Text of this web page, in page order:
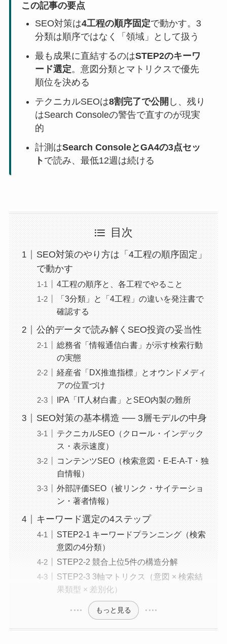
この記事の要点
SEO対策は4工程の順序固定で動かす。3
分類は順序ではなく「領域」として扱う
最も成果に直結するのはSTEP2のキーワ
ード選定。意図分類とマトリクスで優先
順位を決める
テクニカルSEOは8割完了で公開 し、残り
はSearch Consoleの警告で直すのが現実
的
計測はSearch ConsoleとGA4の3点セッ
ト で読み、最低12週は続ける
目次
SEO対策のやり方は「4工程の順序固定」
で動かす
4工程の順序と、各工程でやること
「3分類」と「4工程」の違いを発注書で
確認する
公的データで読み解くSEO投資の妥当性
総務省「情報通信白書」が示す検索行動
の実態
経産省「DX推進指標」とオウンドメディ
アの位置づけ
IPA「IT人材白書」とSEO内製の難所
SEO対策の基本構造 ── 3層モデルの中身
テクニカルSEO（クロール・インデック
ス・表示速度）
コンテンツSEO（検索意図・E-E-A-T・独
自情報）
外部評価SEO（被リンク・サイテーショ
ン・著者情報）
キーワード選定の4ステップ
STEP2-1 キーワードプランニング（検索
意図の4分類）
STEP2-2 競合上位5件の構造分解
STEP2-3 3軸マトリクス（意図 × 検索結
果類型 × 差別化）
もっと見る